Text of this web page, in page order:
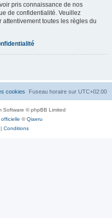
pris connaissance de nos
de confidentialité. Veuillez
toutes les règles du
Fuseau horaire sur UTC+02:00
cookies
Software © phpBB Limited
©Qiaeru
| Conditions